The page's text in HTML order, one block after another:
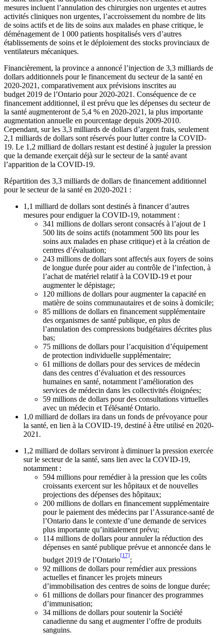
mesures incluent l’annulation des chirurgies non urgentes et autres
activités cliniques non urgentes, l’accroissement du nombre de lits
de soins actifs et de lits de soins aux malades en phase critique, le
déménagement de 1 000 patients hospitalisés vers d’autres
établissements de soins et le déploiement des stocks provinciaux de
ventilateurs mécaniques.
Financièrement, la province a annoncé l’injection de 3,3 milliards de
dollars additionnels pour le financement du secteur de la santé en
2020-2021, comparativement aux prévisions inscrites au
budget 2019 de l’Ontario pour 2020-2021. Conséquence de ce
financement additionnel, il est prévu que les dépenses du secteur de
la santé augmenteront de 5,4 % en 2020-2021, la plus importante
augmentation annuelle en pourcentage depuis 2009-2010.
Cependant, sur les 3,3 milliards de dollars d’argent frais, seulement
2,1 milliards de dollars sont réservés pour lutter contre la COVID-
19. Le 1,2 milliard de dollars restant est destiné à juguler la pression
que la demande exerçait déjà sur le secteur de la santé avant
l’apparition de la COVID-19.
Répartition des 3,3 milliards de dollars de financement additionnel
pour le secteur de la santé en 2020-2021 :
1,1 milliard de dollars sont destinés à financer d’autres
mesures pour endiguer la COVID-19, notamment :
341 millions de dollars seront consacrés à l’ajout de 1
500 lits de soins actifs (notamment 500 lits pour les
soins aux malades en phase critique) et à la création de
centres d’évaluation;
243 millions de dollars sont affectés aux foyers de soins
de longue durée pour aider au contrôle de l’infection, à
l’achat de matériel relatif à la COVID-19 et pour
augmenter le dépistage;
120 millions de dollars pour augmenter la capacité en
matière de soins communautaires et de soins à domicile;
85 millions de dollars en financement supplémentaire
des organismes de santé publique, en plus de
l’annulation des compressions budgétaires décrites plus
bas;
75 millions de dollars pour l’acquisition d’équipement
de protection individuelle supplémentaire;
61 millions de dollars pour des services de médecin
dans des centres d’évaluation et des ressources
humaines en santé, notamment l’amélioration des
services de médecin dans les collectivités éloignées;
59 millions de dollars pour des consultations virtuelles
avec un médecin et Télésanté Ontario.
1,0 milliard de dollars ira dans un fonds de prévoyance pour
la santé, en lien à la COVID-19, destiné à être utilisé en 2020-
2021.
1,2 milliard de dollars serviront à diminuer la pression exercée
sur le secteur de la santé, sans lien avec la COVID-19,
notamment :
594 millions pour remédier à la pression que les coûts
croissants exercent sur les hôpitaux et de nouvelles
projections des dépenses des hôpitaux;
200 millions de dollars en financement supplémentaire
pour le paiement des médecins par l’Assurance-santé de
l’Ontario dans le contexte d’une demande de services
plus importante qu’initialement prévu;
114 millions de dollars pour annuler la réduction des
dépenses en santé publique prévue et annoncée dans le
budget 2019 de l’Ontario
[17]
;
92 millions de dollars pour remédier aux pressions
actuelles et financer les projets mineurs
d’immobilisation des centres de soins de longue durée;
61 millions de dollars pour financer des programmes
d’immunisation;
34 millions de dollars pour soutenir la Société
canadienne du sang et augmenter l’offre de produits
sanguins.